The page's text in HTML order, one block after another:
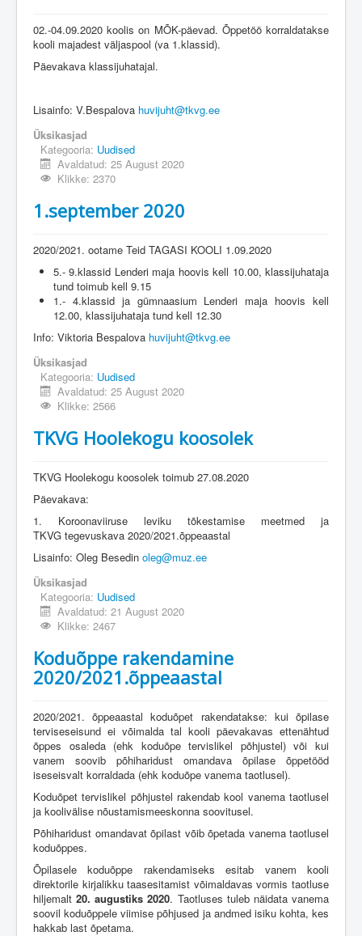
02.-04.09.2020 koolis on MÕK-päevad. Õppetöö korraldatakse
kooli majadest väljaspool (va 1.klassid).
Päevakava klassijuhatajal.
Lisainfo: V.Bespalova huvijuht@tkvg.ee
Üksikasjad
Kategooria: Uudised
Avaldatud: 25 August 2020
Klikke: 2370
1.september 2020
2020/2021. ootame Teid TAGASI KOOLI 1.09.2020
5.- 9.klassid Lenderi maja hoovis kell 10.00, klassijuhataja
tund toimub kell 9.15
1.- 4.klassid ja gümnaasium Lenderi maja hoovis kell
12.00, klassijuhataja tund kell 12.30
Info: Viktoria Bespalova huvijuht@tkvg.ee
Üksikasjad
Kategooria: Uudised
Avaldatud: 25 August 2020
Klikke: 2566
TKVG Hoolekogu koosolek
TKVG Hoolekogu koosolek toimub 27.08.2020
Päevakava:
1. Koroonaviiruse leviku tõkestamise meetmed ja
TKVG tegevuskava 2020/2021.õppeaastal
Lisainfo: Oleg Besedin oleg@muz.ee
Üksikasjad
Kategooria: Uudised
Avaldatud: 21 August 2020
Klikke: 2467
Koduõppe rakendamine
2020/2021.õppeaastal
2020/2021. õppeaastal koduõpet rakendatakse: kui õpilase
terviseseisund ei võimalda tal kooli päevakavas ettenähtud
õppes osaleda (ehk koduõpe tervislikel põhjustel) või kui
vanem soovib põhiharidust omandava õpilase õppetööd
iseseisvalt korraldada (ehk koduõpe vanema taotlusel).
Koduõpet tervislikel põhjustel rakendab kool vanema taotlusel
ja koolivälise nõustamismeeskonna soovitusel.
Põhiharidust omandavat õpilast võib õpetada vanema taotlusel
koduõppes.
Õpilasele koduõppe rakendamiseks esitab vanem kooli
direktorile kirjalikku taasesitamist võimaldavas vormis taotluse
hiljemalt20. augustiks 2020. Taotluses tuleb näidata vanema
soovil koduõppele viimise põhjused ja andmed isiku kohta, kes
hakkab last õpetama.